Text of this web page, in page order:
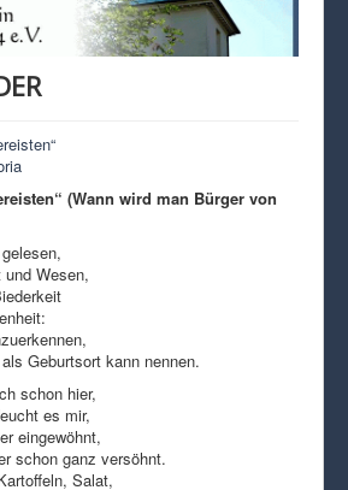
(Wann wird man Bürger von
Wesen,
Geburtsort kann nennen.
schon hier,
es mir,
eingewöhnt,
schon ganz versöhnt.
Salat,